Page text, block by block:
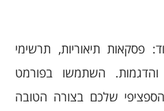
פסקאות תיאוריות, תרשימי
והדגמות. השתמשו בפורמט
שלכם בצורה הטובה